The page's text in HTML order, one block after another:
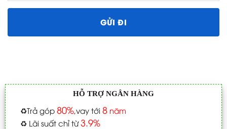
HỖ TRỢ NGÂN HÀNG
♻️Trả góp 80%,vay tới 8năm
♻️ Lãi suất chỉ từ3.9%